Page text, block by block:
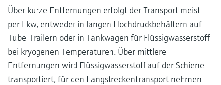
Über kurze Entfernungen erfolgt der Transport meist
per Lkw, entweder in langen Hochdruckbehältern auf
Tube-Trailern oder in Tankwagen für Flüssigwasserstoff
bei kryogenen Temperaturen. Über mittlere
Entfernungen wird Flüssigwasserstoff auf der Schiene
transportiert, für den Langstreckentransport nehmen